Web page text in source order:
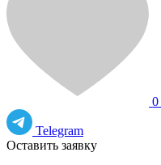
0
Telegram
Оставить заявку